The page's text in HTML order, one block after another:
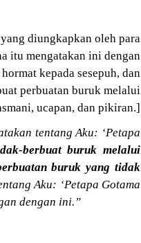
diungkapkan oleh para
itu mengatakan ini dengan
kepada sesepuh, dan
perbuatan buruk melalui
ucapan, dan pikiran.]
tentang Aku: ‘Petapa
berbuat buruk melalui
buruk yang tidak
Aku: ‘Petapa Gotama
dengan ini.”